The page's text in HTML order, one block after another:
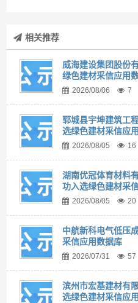
相关推荐
威海建设集团股份
绿色建材采信应用
2026/08/06 7
郓城县宇坤建筑工
选绿色建材采信应
2026/08/05 16
湖南优冠体育材料
功入选绿色建材采
2026/08/05 20
中航新科电气低压
采信应用数据库
2026/07/31 57
滨州市宏基建材有
选绿色建材采信应